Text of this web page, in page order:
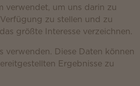
verwendet, um uns darin zu
zu stellen und zu
größte Interesse verzeichnen.
verwenden. Diese Daten können
Ergebnisse zu